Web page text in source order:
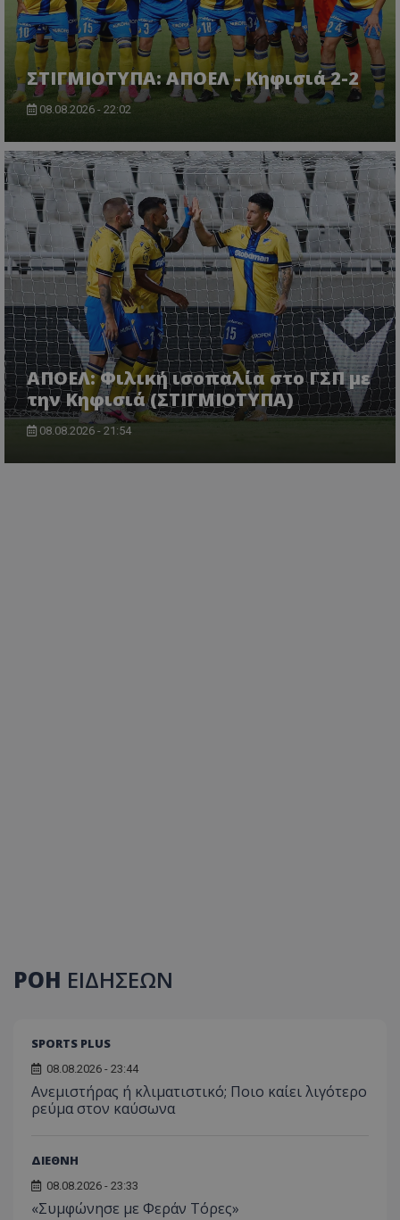
ΣΤΙΓΜΙΟΤΥΠΑ: ΑΠΟΕΛ - Κηφισιά 2-2
08.08.2026 - 22:02
ΑΠΟΕΛ: Φιλική ισοπαλία στο ΓΣΠ με
την Κηφισιά (ΣΤΙΓΜΙΟΤΥΠΑ)
08.08.2026 - 21:54
ΡΟΗ ΕΙΔΗΣΕΩΝ
SPORTS PLUS
08.08.2026 - 23:44
Ανεμιστήρας ή κλιματιστικό; Ποιο καίει λιγότερο
ρεύμα στον καύσωνα
ΔΙΕΘΝΗ
08.08.2026 - 23:33
«Συμφώνησε με Φεράν Τόρες»